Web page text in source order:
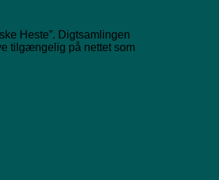
Heste”. Digtsamlingen
tilgængelig på nettet som